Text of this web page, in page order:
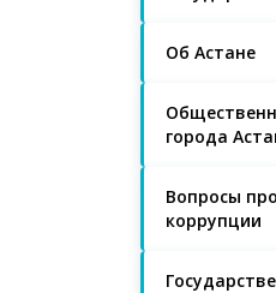
Об Астане
города
Вопросы
коррупции